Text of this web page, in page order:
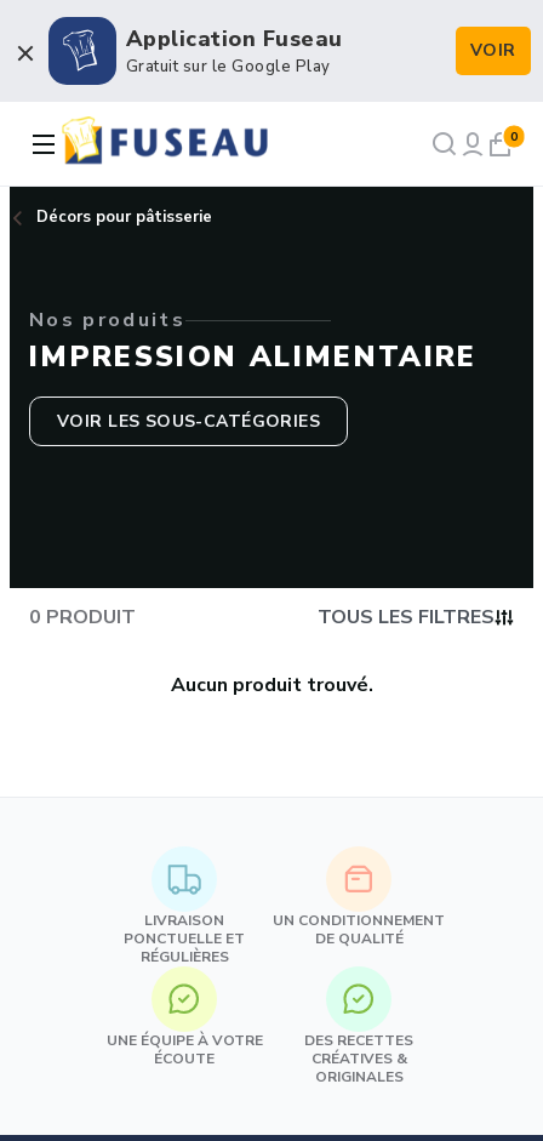
Application Fuseau
Gratuit sur le Google Play
VOIR
Boulangerie / Viennoiserie
Pâtisserie / Chocolaterie
Emballage et Décors
0
Décors pour pâtisserie
Nos produits
IMPRESSION ALIMENTAIRE
VOIR LES SOUS-CATÉGORIES
0 PRODUIT TOUS LES FILTRES
Aucun produit trouvé.
LIVRAISON
PONCTUELLE ET
RÉGULIÈRES
UN CONDITIONNEMENT
DE QUALITÉ
UNE ÉQUIPE À VOTRE
ÉCOUTE
DES RECETTES
CRÉATIVES &
ORIGINALES